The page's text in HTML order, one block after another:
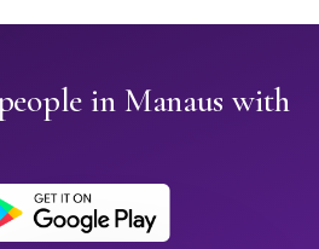
in Manaus with